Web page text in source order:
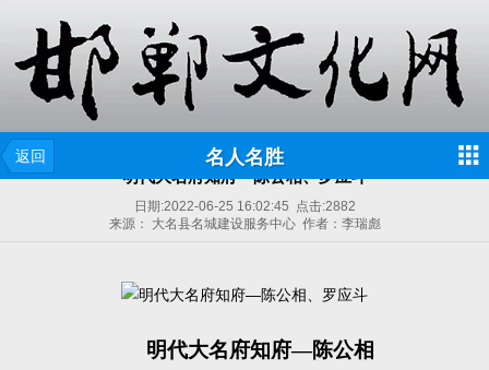
返回 名人名胜
明代大名府知府—陈公相、罗应斗
日期:2022-06-25 16:02:45 点击:2882
来源： 大名县名城建设服务中心 作者：李瑞彪
明代大名府知府—陈公相